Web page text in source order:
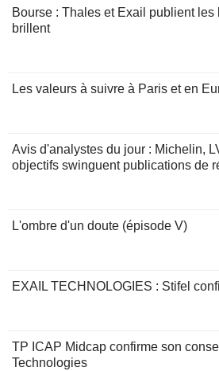
Bourse : Thales et Exail publient les
brillent
Les valeurs à suivre à Paris et en
Avis d'analystes du jour : Michelin,
objectifs swinguent publications de
L'ombre d'un doute (épisode V)
EXAIL TECHNOLOGIES : Stifel
TP ICAP Midcap confirme son
Technologies